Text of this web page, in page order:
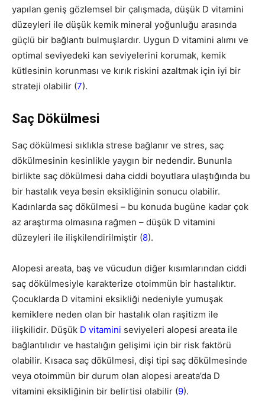
yapılan geniş gözlemsel bir çalışmada, düşük D vitamini
düzeyleri ile düşük kemik mineral yoğunluğu arasında
güçlü bir bağlantı bulmuşlardır. Uygun D vitamini alımı ve
optimal seviyedeki kan seviyelerini korumak, kemik
kütlesinin korunması ve kırık riskini azaltmak için iyi bir
strateji olabilir (7).
Saç Dökülmesi
Saç dökülmesi sıklıkla strese bağlanır ve stres, saç
dökülmesinin kesinlikle yaygın bir nedendir. Bununla
birlikte saç dökülmesi daha ciddi boyutlara ulaştığında bu
bir hastalık veya besin eksikliğinin sonucu olabilir.
Kadınlarda saç dökülmesi – bu konuda bugüne kadar çok
az araştırma olmasına rağmen – düşük D vitamini
düzeyleri ile ilişkilendirilmiştir (8).
Alopesi areata, baş ve vücudun diğer kısımlarından ciddi
saç dökülmesiyle karakterize otoimmün bir hastalıktır.
Çocuklarda D vitamini eksikliği nedeniyle yumuşak
kemiklere neden olan bir hastalık olan raşitizm ile
ilişkilidir. Düşük D vitamini seviyeleri alopesi areata ile
bağlantılıdır ve hastalığın gelişimi için bir risk faktörü
olabilir. Kısaca saç dökülmesi, dişi tipi saç dökülmesinde
veya otoimmün bir durum olan alopesi areata’da D
vitamini eksikliğinin bir belirtisi olabilir (9).